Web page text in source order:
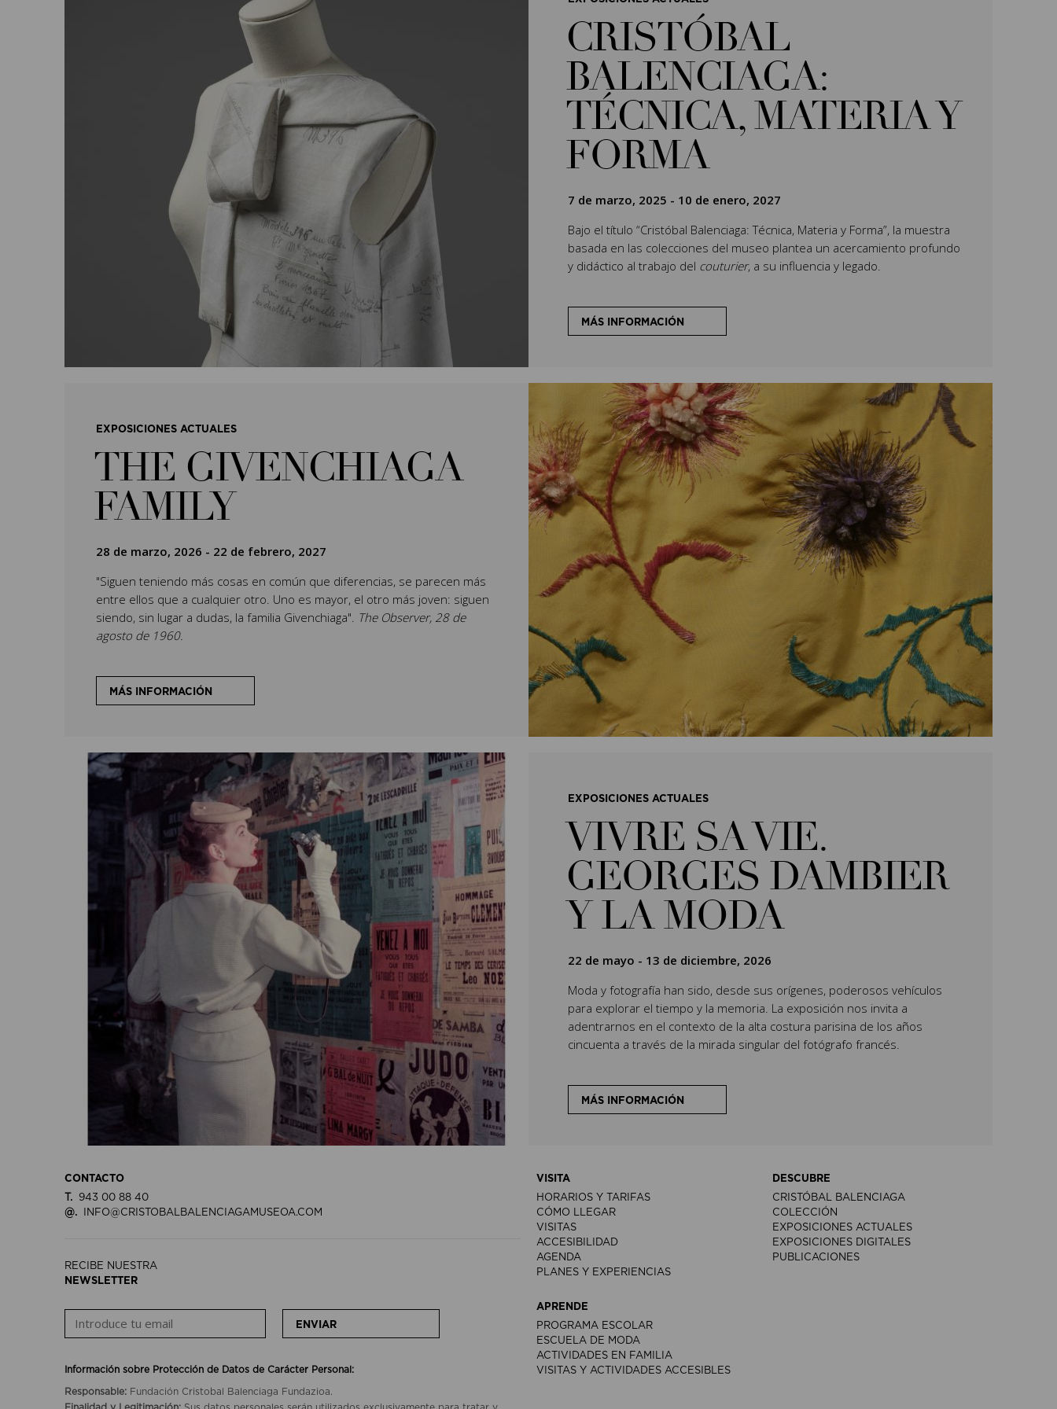
CRISTÓBAL
BALENCIAGA:
TÉCNICA, MATERIA Y
FORMA
7 de marzo, 2025 - 10 de enero, 2027
Bajo el título “Cristóbal Balenciaga: Técnica, Materia y Forma”, la muestra
basada en las colecciones del museo plantea un acercamiento profundo
y didáctico al trabajo del couturier, a su influencia y legado.
MÁS INFORMACIÓN
EXPOSICIONES ACTUALES
THE GIVENCHIAGA
FAMILY
28 de marzo, 2026 - 22 de febrero, 2027
"Siguen teniendo más cosas en común que diferencias, se parecen más
entre ellos que a cualquier otro. Uno es mayor, el otro más joven: siguen
siendo, sin lugar a dudas, la familia Givenchiaga". The Observer, 28 de
agosto de 1960.
MÁS INFORMACIÓN
EXPOSICIONES ACTUALES
VIVRE SA VIE.
GEORGES DAMBIER
Y LA MODA
22 de mayo - 13 de diciembre, 2026
Moda y fotografía han sido, desde sus orígenes, poderosos vehículos
para explorar el tiempo y la memoria. La exposición nos invita a
adentrarnos en el contexto de la alta costura parisina de los años
cincuenta a través de la mirada singular del fotógrafo francés.
MÁS INFORMACIÓN
CONTACTO
T.
943 00 88 40
@.
INFO@CRISTOBALBALENCIAGAMUSEOA.COM
RECIBE NUESTRA
NEWSLETTER
ENVIAR
Información sobre Protección de Datos de Carácter Personal:
Responsable: Fundación Cristobal Balenciaga Fundazioa.
VISITA
HORARIOS Y TARIFAS
CÓMO LLEGAR
VISITAS
ACCESIBILIDAD
AGENDA
PLANES Y EXPERIENCIAS
DESCUBRE
CRISTÓBAL BALENCIAGA
COLECCIÓN
EXPOSICIONES ACTUALES
EXPOSICIONES DIGITALES
PUBLICACIONES
APRENDE
PROGRAMA ESCOLAR
ESCUELA DE MODA
ACTIVIDADES EN FAMILIA
VISITAS Y ACTIVIDADES ACCESIBLES